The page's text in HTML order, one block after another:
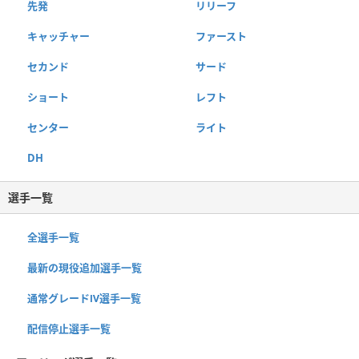
先発 リリーフ
キャッチャー ファースト
セカンド サード
ショート レフト
センター ライト
DH
選手一覧
全選手一覧
最新の現役追加選手一覧
通常グレードⅣ選手一覧
配信停止選手一覧